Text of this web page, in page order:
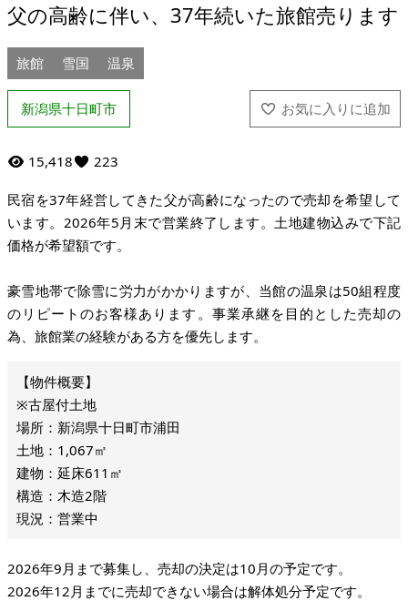
父の高齢に伴い、37年続いた旅館売ります
旅館 雪国 温泉
新潟県十日町市
15,418 223
民宿を37年経営してきた父が高齢になったので売却を希望して
います。2026年5月末で営業終了します。土地建物込みで下記
価格が希望額です。
豪雪地帯で除雪に労力がかかりますが、当館の温泉は50組程度
のリピートのお客様あります。事業承継を目的とした売却の
為、旅館業の経験がある方を優先します。
※古屋付土地
場所：新潟県十日町市浦田
土地：1,067㎡
建物：延床611㎡
構造：木造2階
現況：営業中
2026年9月まで募集し、売却の決定は10月の予定です。
2026年12月までに売却できない場合は解体処分予定です。